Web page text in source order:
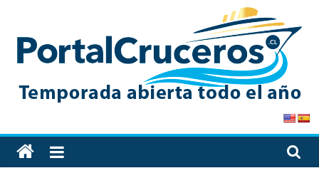
content
PortalCruceros
Toda
la